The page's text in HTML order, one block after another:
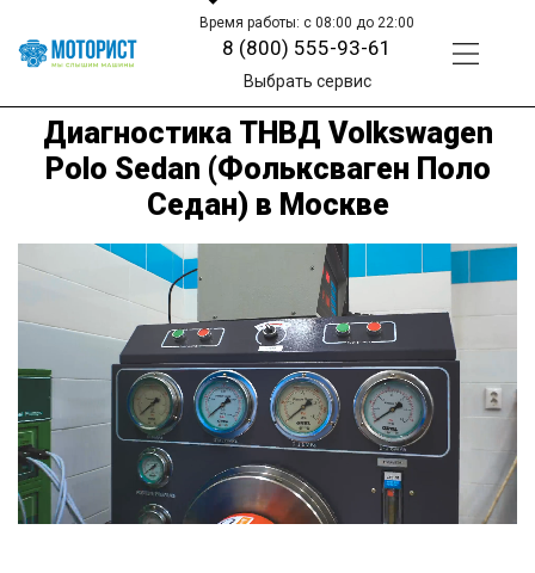
Время работы: с 08:00 до 22:00
8 (800) 555-93-61
Выбрать сервис
Диагностика ТНВД Volkswagen
Polo Sedan (Фольксваген Поло
Седан) в Москве